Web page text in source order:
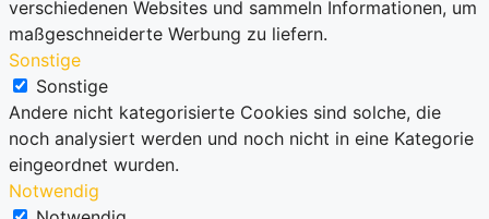
verschiedenen Websites und sammeln Informationen, um
maßgeschneiderte Werbung zu liefern.
Sonstige
Sonstige
Andere nicht kategorisierte Cookies sind solche, die
noch analysiert werden und noch nicht in eine Kategorie
eingeordnet wurden.
Notwendig